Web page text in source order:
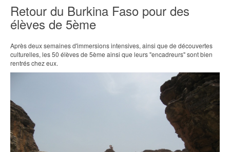
Retour du Burkina Faso pour des
élèves de 5ème
Après deux semaines d'immersions intensives, ainsi que de découvertes
culturelles, les 50 élèves de 5ème ainsi que leurs "encadreurs" sont bien
rentrés chez eux.